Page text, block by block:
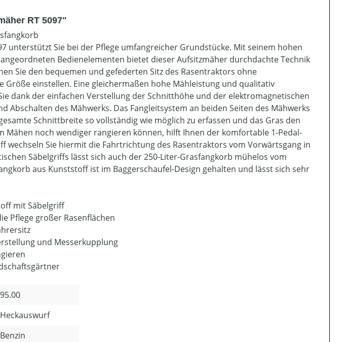
RT 5097"
unterstützt Sie bei der Pflege umfangreicher Grundstücke. Mit seinem hohen
Bedienelementen bietet dieser Aufsitzmäher durchdachte Technik
Sie den bequemen und gefederten Sitz des Rasentraktors ohne
Größe einstellen. Eine gleichermaßen hohe Mähleistung und qualitativ
dank der einfachen Verstellung der Schnitthöhe und der elektromagnetischen
Abschalten des Mähwerks. Das Fangleitsystem an beiden Seiten des Mähwerks
Schnittbreite so vollständig wie möglich zu erfassen und das Gras den
Mähen noch wendiger rangieren können, hilft Ihnen der komfortable 1-Pedal-
wechseln Sie hiermit die Fahrtrichtung des Rasentraktors vom Vorwärtsgang in
Säbelgriffs lässt sich auch der 250-Liter-Grasfangkorb mühelos vom
aus Kunststoff ist im Baggerschaufel-Design gehalten und lässt sich sehr
mit Säbelgriff
Pflege großer Rasenflächen
und Messerkupplung
95.00
Heckauswurf
Benzin